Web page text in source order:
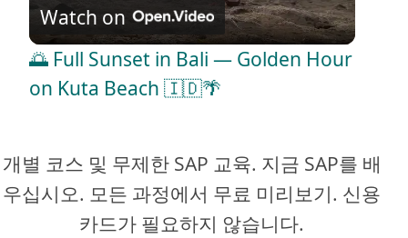
l
a
V
Watch on
🌅 Full Sunset in Bali — Golden Hour
on Kuta Beach 🇮🇩🌴
개별 코스 및 무제한 SAP 교육. 지금 SAP를 배
우십시오. 모든 과정에서 무료 미리보기. 신용
카드가 필요하지 않습니다.